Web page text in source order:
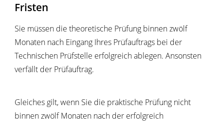
Fristen
Sie müssen die theoretische Prüfung binnen zwölf
Monaten nach Eingang Ihres Prüfauftrags bei der
Technischen Prüfstelle erfolgreich ablegen. Ansonsten
verfällt der Prüfauftrag.
Gleiches gilt, wenn Sie die praktische Prüfung nicht
binnen zwölf Monaten nach der erfolgreich